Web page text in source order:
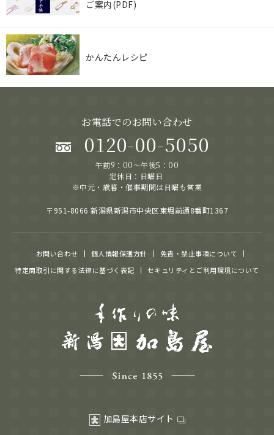
ご案内(PDF)
かんたんレシピ
お電話でのお問い合わせ
0120-00-5050
午前9：00～午後5：00
定休日：日曜日
※中元・歳暮・催事期間は日曜も営業
〒951-8066 新潟県新潟市中央区東堀前通8番町1367
お問い合わせ 個人情報保護方針
免責・禁止事項について
特定商取引に関する法律に基づく表記
セキュリティとご利用環境について
加島屋本店サイト